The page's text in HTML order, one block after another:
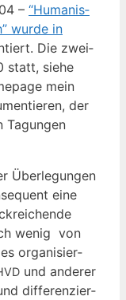
– “Huma­nis­
wur­de in
Die zwei­
statt, sie­he
mein
der
Tagun­gen
Über­le­gun­gen
eine
wenig von
orga­ni­sier­
und ande­rer
dif­fe­ren­zier­